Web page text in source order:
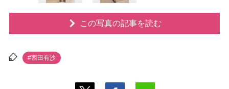
この写真の記事を読む
#西田有沙